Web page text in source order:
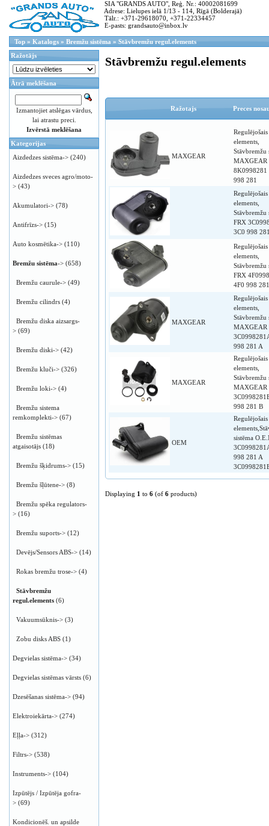
SIA "GRANDS AUTO", Reģ. Nr.: 40002081699
Adrese: Lielupes ielā 1/13 - 114, Rīgā (Bolderajā)
Tālr.: +371-29618070, +371-22334457
E-pasts: grandsauto@inbox.lv
Top » Katalogs » Bremžu sistēma » Stāvbremžu regul.elements
Stāvbremžu regul.elements
Ražotajs Preces
MAXGEAR
Regulējošais
elements,
Stāvbremžu
MAXGEAR
8K0998281
998 281
Regulējošais
elements,
Stāvbremžu
FRX
3C0 998
Regulējošais
elements,
Stāvbremžu
FRX
4F0 998
MAXGEAR
Regulējošais
elements,
Stāvbremžu
MAXGEAR
998 281 A
MAXGEAR
Regulējošais
elements,
Stāvbremžu
MAXGEAR
998 281 B
OEM
Regulējošais
sistēma
998 281 A
Displaying 1 to 6 (of 6 products)
Ražotājs
Ātrā meklēšana
Izmantojiet atslēgas vārdus,
lai atrastu preci.
Izvērstā meklēšana
Kategorijas
Aizdedzes sistēma-> (240)
Aizdedzes sveces agro/moto-
> (43)
Akumulatori-> (78)
Antifrīzs-> (15)
Auto kosmētika-> (110)
Bremžu sistēma-> (658)
Bremžu caurule-> (49)
Bremžu cilindrs (4)
Bremžu diska aizsargs-
> (69)
Bremžu diski-> (42)
Bremžu kluči-> (326)
Bremžu loki-> (4)
Bremžu sistema
remkomplekti-> (67)
Bremžu sistēmas
atgaisotājs (18)
Bremžu šķidrums-> (15)
Bremžu šļūtene-> (8)
Bremžu spēka regulators-
> (16)
Bremžu suports-> (12)
Devējs/Sensors ABS-> (14)
Rokas bremžu trose-> (4)
Stāvbremžu
regul.elements (6)
Vakuumsūknis-> (3)
Zobu disks ABS (1)
Degvielas sistēma-> (34)
Degvielas sistēmas vārsts (6)
Dzesēšanas sistēma-> (94)
Elektroiekārta-> (274)
Eļļa-> (312)
Filtrs-> (538)
Instruments-> (104)
Izpūtējs / Izpūtēja gofra-
> (69)
Kondicionēš. un apsilde